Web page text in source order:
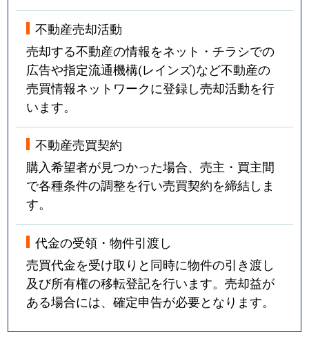
不動産売却活動
売却する不動産の情報をネット・チラシでの
広告や指定流通機構(レインズ)など不動産の
売買情報ネットワークに登録し売却活動を行
います。
不動産売買契約
購入希望者が見つかった場合、売主・買主間
で各種条件の調整を行い売買契約を締結しま
す。
代金の受領・物件引渡し
売買代金を受け取りと同時に物件の引き渡し
及び所有権の移転登記を行います。売却益が
ある場合には、確定申告が必要となります。